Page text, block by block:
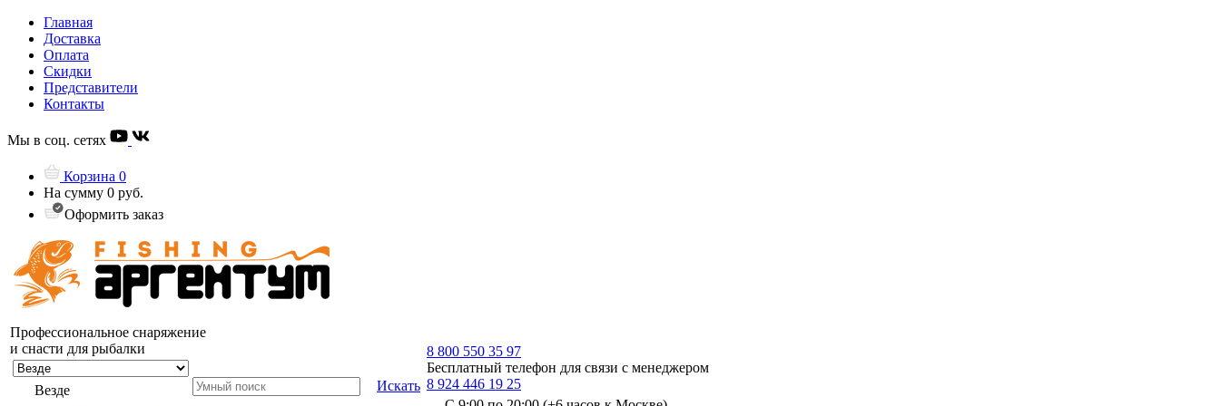
Главная
Доставка
Оплата
Скидки
Представители
Контакты
Мы в соц. сетях
Корзина 0
На сумму 0 руб.
Оформить заказ
Профессиональное снаряжение
и снасти для рыбалки
Везде Искать
8 800 550 35 97
Бесплатный телефон для связи с менеджером
8 924 446 19 25